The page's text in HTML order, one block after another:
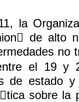
la
de alto
no
el 19 y
de estado
sobre la